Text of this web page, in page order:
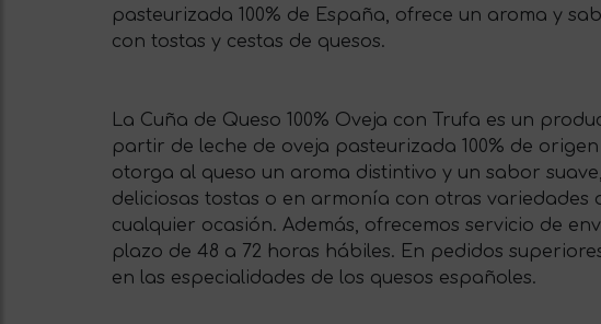
pasteurizada 100% de España, ofrece un aroma y
con tostas y cestas de quesos.
La Cuña de Queso 100% Oveja con Trufa es un
partir de leche de oveja pasteurizada 100% de
otorga al queso un aroma distintivo y un sabor
deliciosas tostas o en armonía con otras
cualquier ocasión. Además, ofrecemos servicio de
plazo de 48 a 72 horas hábiles. En pedidos
en las especialidades de los quesos españoles.